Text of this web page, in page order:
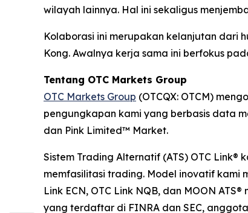
wilayah lainnya. Hal ini sekaligus
Kolaborasi ini merupakan kelanjutan dari
Kong. Awalnya kerja sama ini berfokus
Tentang OTC Markets Group
OTC Markets Group (OTCQX: OTCM)
pengungkapan kami yang berbasis data
dan Pink Limited™ Market.
Sistem Trading Alternatif (ATS) OTC
memfasilitasi trading. Model inovatif kami
Link ECN, OTC Link NQB, dan MOON
yang terdaftar di FINRA dan SEC, anggota